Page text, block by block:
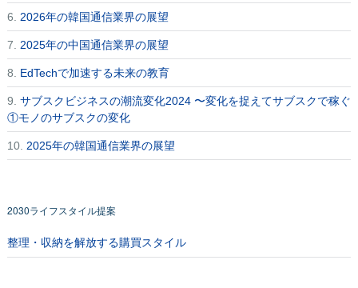
6. 2026年の韓国通信業界の展望
7. 2025年の中国通信業界の展望
8. EdTechで加速する未来の教育
9. サブスクビジネスの潮流変化2024 〜変化を捉えてサブスクで稼ぐ
①モノのサブスクの変化
10. 2025年の韓国通信業界の展望
2030ライフスタイル提案
整理・収納を解放する購買スタイル